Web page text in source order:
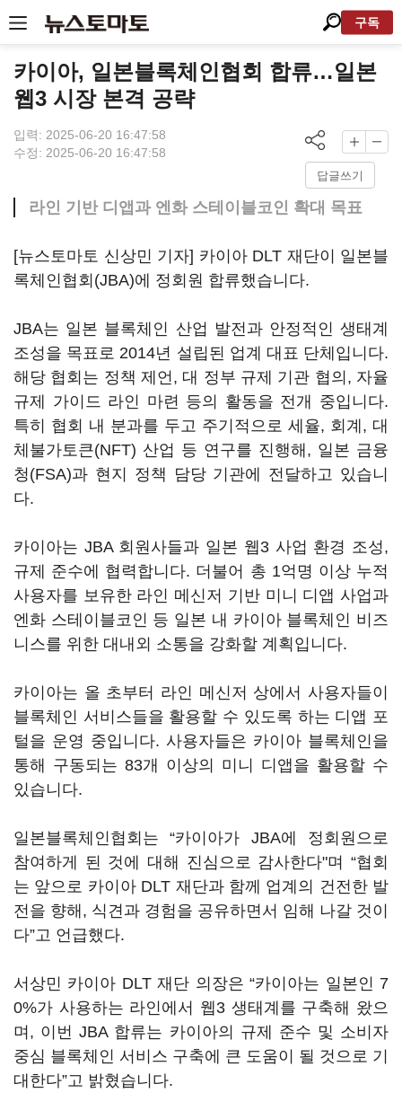
구독
카이아, 일본블록체인협회 합류…일본
웹3 시장 본격 공략
입력: 2025-06-20 16:47:58
수정: 2025-06-20 16:47:58
답글쓰기
라인 기반 디앱과 엔화 스테이블코인 확대 목표
[뉴스토마토 신상민 기자] 카이아 DLT 재단이 일본블
록체인협회(JBA)에 정회원 합류했습니다.
JBA는 일본 블록체인 산업 발전과 안정적인 생태계
조성을 목표로 2014년 설립된 업계 대표 단체입니다.
해당 협회는 정책 제언, 대 정부 규제 기관 협의, 자율
규제 가이드 라인 마련 등의 활동을 전개 중입니다.
특히 협회 내 분과를 두고 주기적으로 세율, 회계, 대
체불가토큰(NFT) 산업 등 연구를 진행해, 일본 금융
청(FSA)과 현지 정책 담당 기관에 전달하고 있습니
다.
카이아는 JBA 회원사들과 일본 웹3 사업 환경 조성,
규제 준수에 협력합니다. 더불어 총 1억명 이상 누적
사용자를 보유한 라인 메신저 기반 미니 디앱 사업과
엔화 스테이블코인 등 일본 내 카이아 블록체인 비즈
니스를 위한 대내외 소통을 강화할 계획입니다.
카이아는 올 초부터 라인 메신저 상에서 사용자들이
블록체인 서비스들을 활용할 수 있도록 하는 디앱 포
털을 운영 중입니다. 사용자들은 카이아 블록체인을
통해 구동되는 83개 이상의 미니 디앱을 활용할 수
있습니다.
일본블록체인협회는 “카이아가 JBA에 정회원으로
참여하게 된 것에 대해 진심으로 감사한다"며 “협회
는 앞으로 카이아 DLT 재단과 함께 업계의 건전한 발
전을 향해, 식견과 경험을 공유하면서 임해 나갈 것이
다”고 언급했다.
서상민 카이아 DLT 재단 의장은 “카이아는 일본인 7
0%가 사용하는 라인에서 웹3 생태계를 구축해 왔으
며, 이번 JBA 합류는 카이아의 규제 준수 및 소비자
중심 블록체인 서비스 구축에 큰 도움이 될 것으로 기
대한다”고 밝혔습니다.